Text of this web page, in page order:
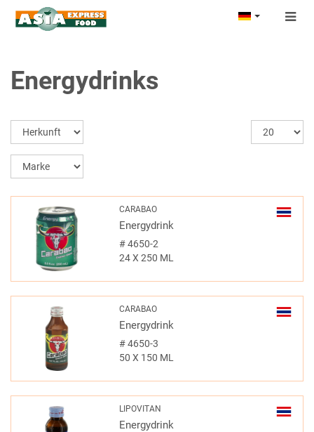
Energydrinks
CARABAO
Energydrink
#4650-2
24 X 250 ML
CARABAO
Energydrink
#4650-3
50 X 150 ML
LIPOVITAN
Energydrink